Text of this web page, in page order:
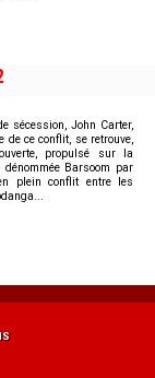
sécession, John Carter,
de ce conflit, se retrouve,
propulsé sur la
Barsoom par
plein conflit entre les